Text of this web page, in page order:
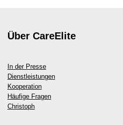
Über CareElite
In der Presse
Dienstleistungen
Kooperation
Häufige Fragen
Christoph